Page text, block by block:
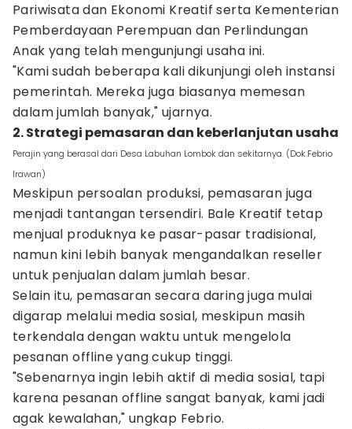
Pariwisata dan Ekonomi Kreatif serta Kementerian
Pemberdayaan Perempuan dan Perlindungan
Anak yang telah mengunjungi usaha ini.
"Kami sudah beberapa kali dikunjungi oleh instansi
pemerintah. Mereka juga biasanya memesan
dalam jumlah banyak," ujarnya.
2. Strategi pemasaran dan keberlanjutan usaha
Perajin yang berasal dari Desa Labuhan Lombok dan sekitarnya. (Dok.Febrio
Irawan)
Meskipun persoalan produksi, pemasaran juga
menjadi tantangan tersendiri. Bale Kreatif tetap
menjual produknya ke pasar-pasar tradisional,
namun kini lebih banyak mengandalkan reseller
untuk penjualan dalam jumlah besar.
Selain itu, pemasaran secara daring juga mulai
digarap melalui media sosial, meskipun masih
terkendala dengan waktu untuk mengelola
pesanan offline yang cukup tinggi.
"Sebenarnya ingin lebih aktif di media sosial, tapi
karena pesanan offline sangat banyak, kami jadi
agak kewalahan," ungkap Febrio.